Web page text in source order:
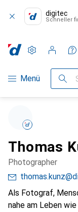
digitec
Schneller
Navigation nach
Menü Suche
Einstellungen
Kundenkonto
Vergleichslisten
Merklisten
Warenkorb
Thomas
Photographer
Als Fotograf,
nahe am Leben